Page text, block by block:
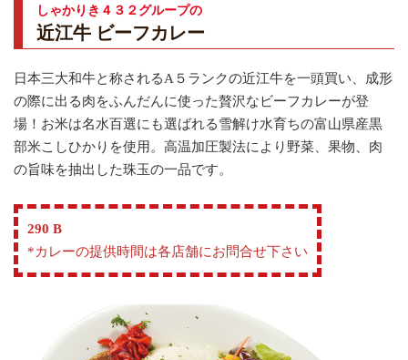
しゃかりき４３２グループの
近江牛 ビーフカレー
日本三大和牛と称されるA５ランクの近江牛を一頭買い、成形
の際に出る肉をふんだんに使った贅沢なビーフカレーが登
場！お米は名水百選にも選ばれる雪解け水育ちの富山県産黒
部米こしひかりを使用。高温加圧製法により野菜、果物、肉
の旨味を抽出した珠玉の一品です。
290 B
*カレーの提供時間は各店舗にお問合せ下さい